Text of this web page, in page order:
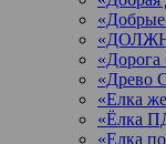
«Дорога
«Древо
«Елка
«Ёлка
«Елка